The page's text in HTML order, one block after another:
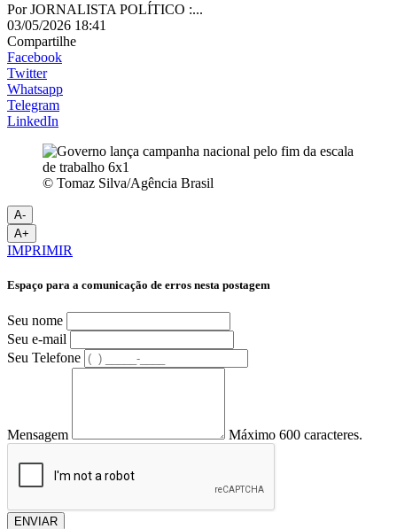
PorJORNALISTA POLÍTICO :...
03/05/2026 18:41
Compartilhe
Facebook
Twitter
Whatsapp
Telegram
LinkedIn
© Tomaz Silva/Agência Brasil
A-
A+
IMPRIMIR
Espaço para a comunicação de erros nesta postagem
Seu nome
Seu e-mail
Seu Telefone
Mensagem Máximo 600 caracteres.
ENVIAR